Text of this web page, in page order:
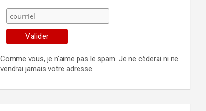
Comme vous, je n'aime pas le spam. Je ne cèderai ni ne
vendrai jamais votre adresse.